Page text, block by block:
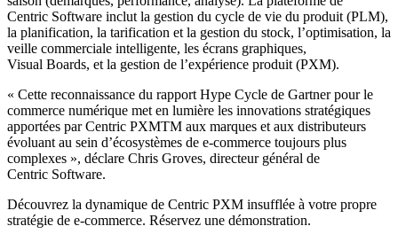
Centric Software inclut la gestion du cycle de vie du produit (PLM),
la planification, la tarification et la gestion du stock, l’optimisation, la
veille commerciale intelligente, les écrans graphiques,
Visual Boards, et la gestion de l’expérience produit (PXM).
« Cette reconnaissance du rapport Hype Cycle de Gartner pour le
commerce numérique met en lumière les innovations stratégiques
apportées par Centric PXMTM aux marques et aux distributeurs
évoluant au sein d’écosystèmes de e-commerce toujours plus
complexes », déclare Chris Groves, directeur général de
Centric Software.
Découvrez la dynamique de Centric PXM insufflée à votre propre
stratégie de e-commerce. Réservez une démonstration.